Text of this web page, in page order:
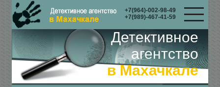
+7(964)-002-98-49
+7(989)-467-41-59
Детективное
агентство
в Махачкале